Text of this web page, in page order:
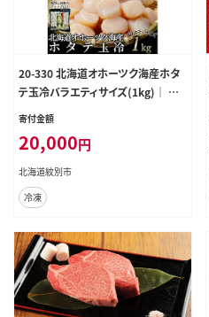
20-330 北海道オホーツク海産ホタ
テ玉冷バラエティサイズ(1kg)｜ 訳
あり サイズ不揃い
寄付金額
20,000円
北海道紋別市
冷凍